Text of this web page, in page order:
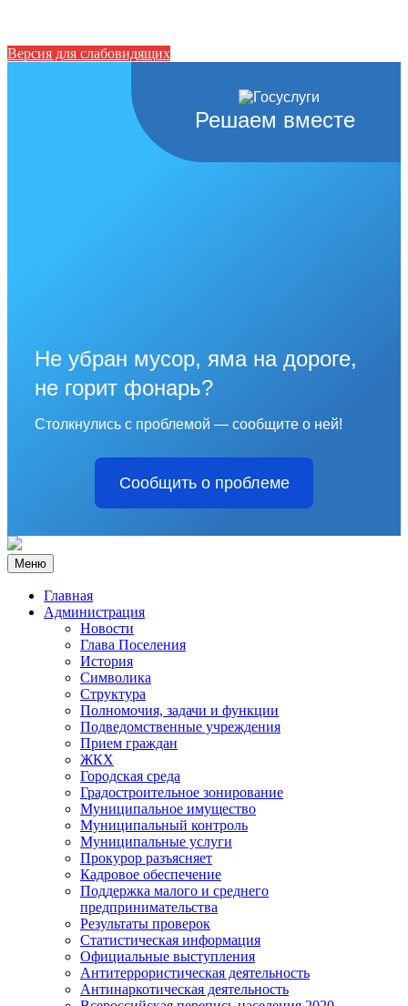
Версия для слабовидящих
Решаем вместе
Не убран мусор, яма на дороге,
не горит фонарь?
Столкнулись с проблемой — сообщите о ней!
Сообщить о проблеме
Меню
Главная
Администрация
Новости
Глава Поселения
История
Символика
Структура
Полномочия, задачи и функции
Подведомственные учреждения
Прием граждан
ЖКХ
Городская среда
Градостроительное зонирование
Муниципальное имущество
Муниципальный контроль
Муниципальные услуги
Прокурор разъясняет
Кадровое обеспечение
Поддержка малого и среднего
предпринимательства
Результаты проверок
Статистическая информация
Официальные выступления
Антитеррористическая деятельность
Антинаркотическая деятельность